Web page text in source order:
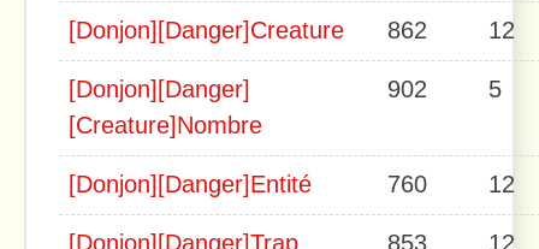
[Donjon][Danger]Creature 862 12
[Donjon][Danger]
[Creature]Nombre
902 5
[Donjon][Danger]Entité 760 12
[Donjon][Danger]Trap 853 12